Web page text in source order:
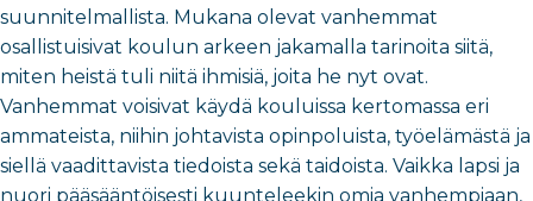
suunnitelmallista. Mukana olevat vanhemmat
osallistuisivat koulun arkeen jakamalla tarinoita siitä,
miten heistä tuli niitä ihmisiä, joita he nyt ovat.
Vanhemmat voisivat käydä kouluissa kertomassa eri
ammateista, niihin johtavista opinpoluista, työelämästä ja
siellä vaadittavista tiedoista sekä taidoista. Vaikka lapsi ja
nuori pääsääntöisesti kuunteleekin omia vanhempiaan,